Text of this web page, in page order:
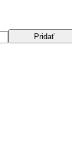
Pridať